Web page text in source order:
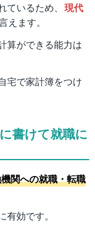
いるため、 現代
えます。
算ができる能力は
宅で家計簿をつけ
書けて就職に
関への就職・転職
効です。